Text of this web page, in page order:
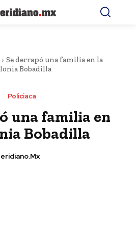
Se derrapó una familia en la
Bobadilla
Policiaca
una familia en
Bobadilla